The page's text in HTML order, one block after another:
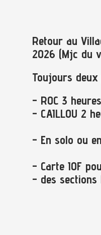
Retour au
2026 (Mjc du
Toujours
- ROC 3
- CAILLOU 2
- En solo ou
- Carte IOF
- des sections